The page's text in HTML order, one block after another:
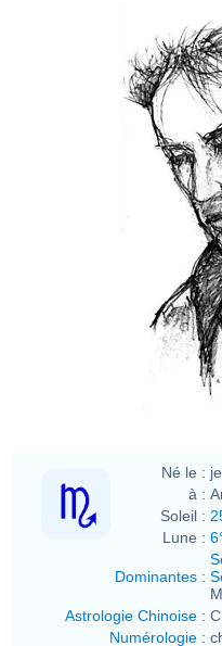
Né le :
à :
Soleil :
Lune :
Dominantes :
Astrologie Chinoise :
Numérologie :